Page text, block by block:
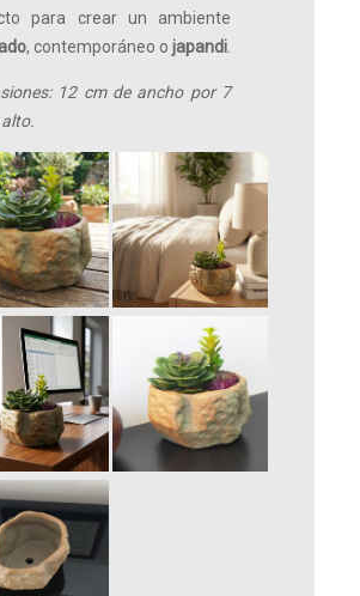
para crear un ambiente
, contemporáneo o japandi
12 cm de ancho por 7